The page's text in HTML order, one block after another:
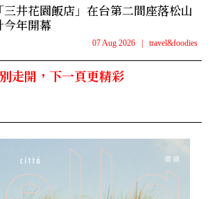
井花園飯店」在台第二間座落松山
今年開幕
07 Aug 2026 | travel&foodies
別走開，下一頁更精彩